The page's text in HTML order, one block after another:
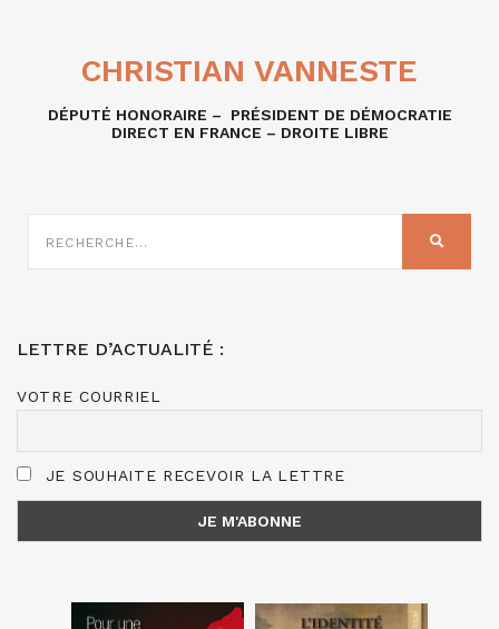
CHRISTIAN VANNESTE
DÉPUTÉ HONORAIRE – PRÉSIDENT DE DÉMOCRATIE
DIRECT EN FRANCE – DROITE LIBRE
SUR
LETTRE D’ACTUALITÉ :
VOTRE COURRIEL
JE SOUHAITE RECEVOIR LA LETTRE